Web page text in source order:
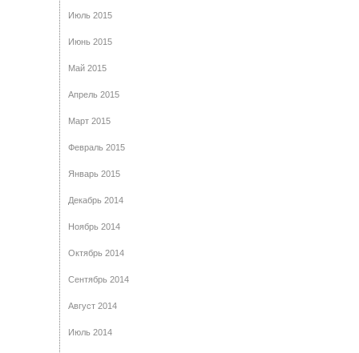
Июль 2015
Июнь 2015
Май 2015
Апрель 2015
Март 2015
Февраль 2015
Январь 2015
Декабрь 2014
Ноябрь 2014
Октябрь 2014
Сентябрь 2014
Август 2014
Июль 2014